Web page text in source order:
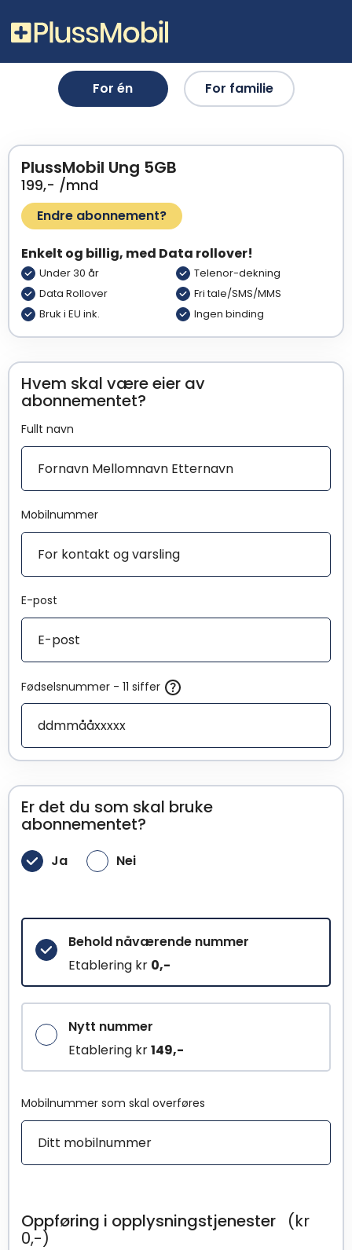
For én For familie
PlussMobil Ung 5GB
199,- /mnd
Endre abonnement?
Enkelt og billig, med Data rollover!
Under 30 år
Telenor-dekning
Data Rollover
Fri tale/SMS/MMS
Bruk i EU ink.
Ingen binding
Hvem skal være eier av
abonnementet?
Fullt navn
Mobilnummer
E-post
Fødselsnummer - 11 siffer
Er det du som skal bruke
abonnementet?
Ja Nei
Behold nåværende nummer
Etablering kr 0,-
Nytt nummer
Etablering kr149,-
Mobilnummer som skal overføres
Oppføring i opplysningstjenester (kr
0,-)